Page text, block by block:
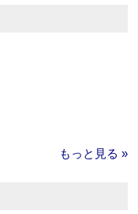
もっと見る »